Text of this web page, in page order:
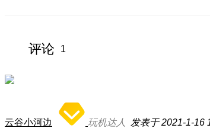
评论 1
云谷小河边 玩机达人 发表于 2021-1-16